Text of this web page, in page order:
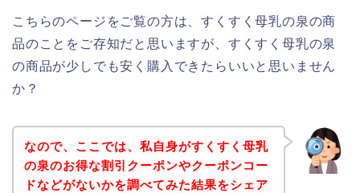
こちらのページをご覧の方は、すくすく母乳の泉の商
品のことをご存知だと思いますが、すくすく母乳の泉
の商品が少しでも安く購入できたらいいと思いません
か？
なので、ここでは、私自身がすくすく母乳
の泉のお得な割引クーポンやクーポンコー
ドなどがないかを調べてみた結果をシェア